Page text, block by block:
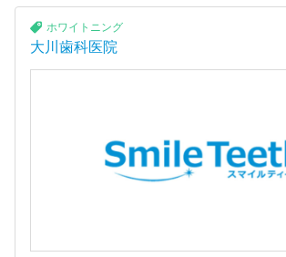
ホワイトニング
大川歯科医院